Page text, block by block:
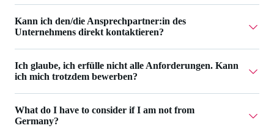
Bewerbungen sehen.
Kann ich den/die Ansprechpartner:in des
Unternehmens direkt kontaktieren?
Eine persönliche Kontaktaufnahme ist über den Chat
möglich, sobald du zu einem Vorstellungsgespräch
Statusänderungen per E-Mail. Bei Rückfragen kannst du
Ich glaube, ich erfülle nicht alle Anforderungen. Kann
ich mich trotzdem bewerben?
fehlende Kenntnisse durch weitere Fähigkeiten
What do I have to consider if I am not from
Germany?